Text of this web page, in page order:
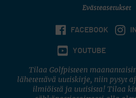
Evästeasetukset
FACEBOOK
YOUTUBE
Tilaa Golfpisteen
lähetettävä uutiskirje, niin pysyt
ilmiöistä ja uutisista! Tilaa